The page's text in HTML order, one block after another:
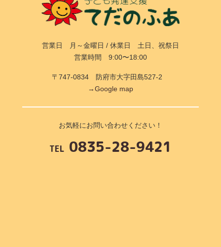
営業日 月～金曜日 / 休業日 土日、祝祭日
営業時間 9:00〜18:00
〒747-0834 防府市大字田島527-2
→Google map
お気軽にお問い合わせください！
TEL 0835-28-9421